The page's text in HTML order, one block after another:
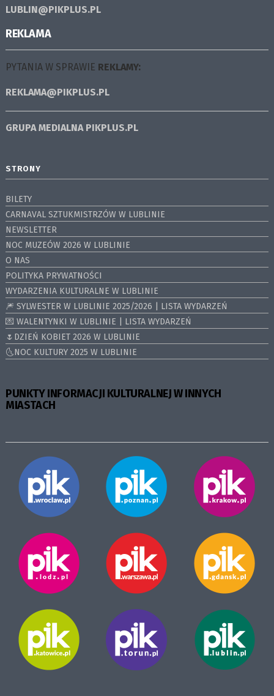
LUBLIN@PIKPLUS.PL
REKLAMA
PYTANIA W SPRAWIE REKLAMY:
REKLAMA@PIKPLUS.PL
GRUPA MEDIALNA PIKPLUS.PL
STRONY
BILETY
CARNAVAL SZTUKMISTRZÓW W LUBLINIE
NEWSLETTER
NOC MUZEÓW 2026 W LUBLINIE
O NAS
POLITYKA PRYWATNOŚCI
WYDARZENIA KULTURALNE W LUBLINIE
🎆 SYLWESTER W LUBLINIE 2025/2026 | LISTA WYDARZEŃ
💌 WALENTYNKI W LUBLINIE | LISTA WYDARZEŃ
🌷DZIEŃ KOBIET 2026 W LUBLINIE
🌜NOC KULTURY 2025 W LUBLINIE
PUNKTY INFORMACJI KULTURALNEJ W INNYCH
MIASTACH